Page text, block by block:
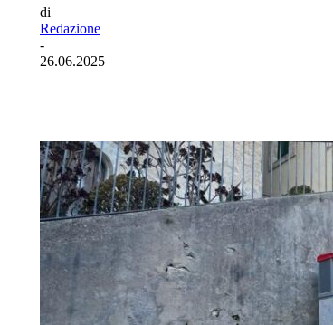
di
Redazione
-
26.06.2025